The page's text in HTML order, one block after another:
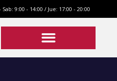
Sab: 9:00 - 14:00 / Jue: 17:00 - 20:00